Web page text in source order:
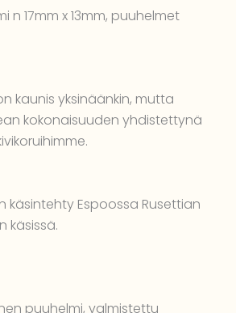
n 17mm x 13mm, puuhelmet
kaunis yksinäänkin, mutta
kokonaisuuden yhdistettynä
käsintehty Espoossa Rusettian
käsissä.
puuhelmi, valmistettu